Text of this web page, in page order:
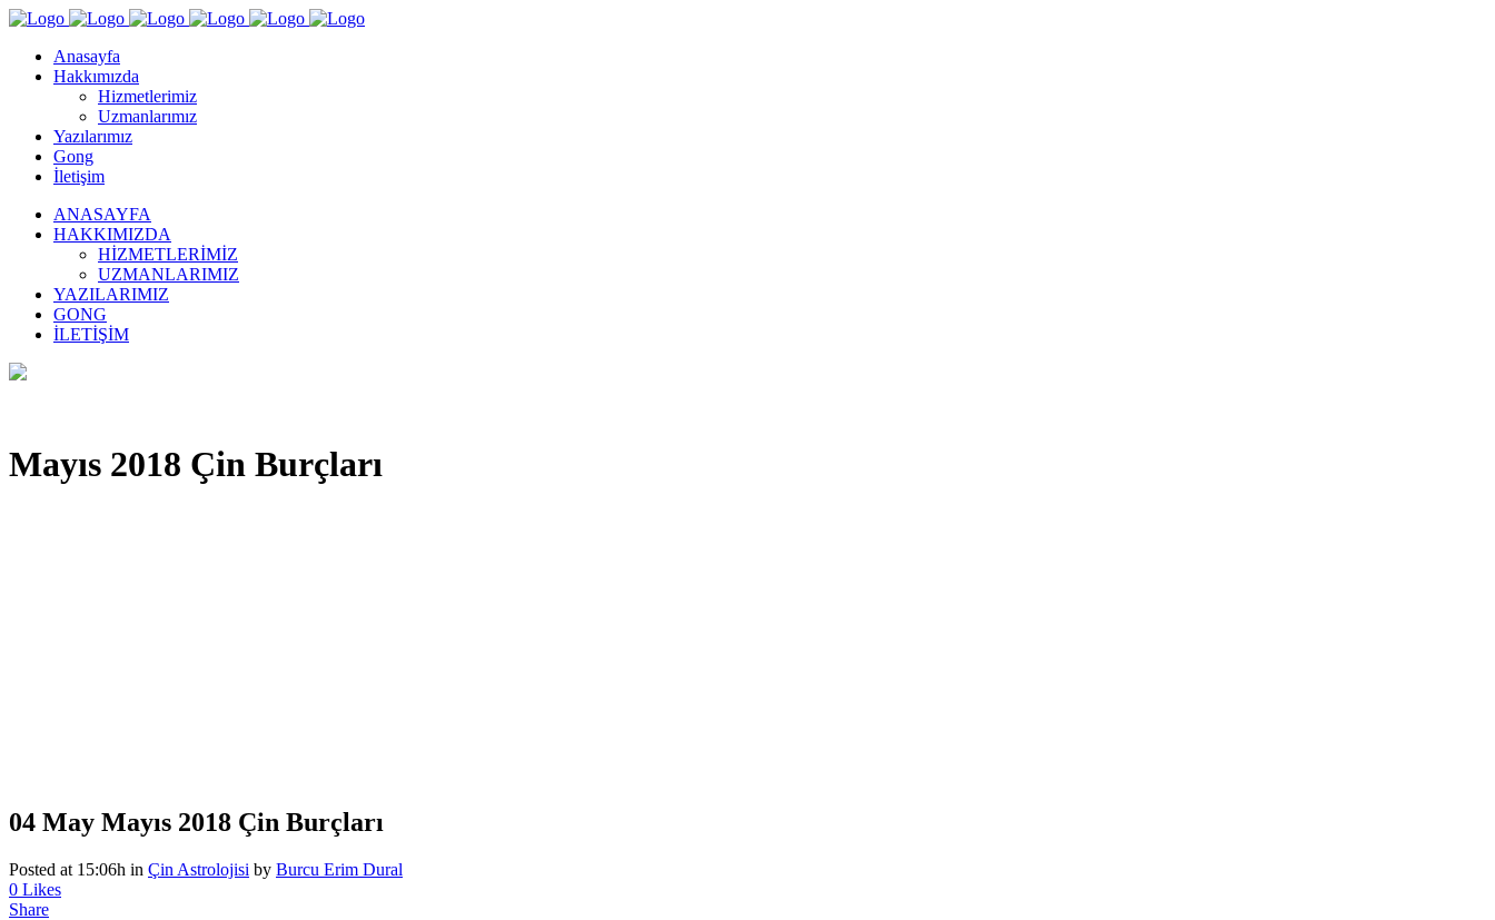
Anasayfa
Hakkımızda
Hizmetlerimiz
Uzmanlarımız
Yazılarımız
Gong
İletişim
ANASAYFA
HAKKIMIZDA
HIZMETLERIMIZ
UZMANLARIMIZ
YAZILARIMIZ
GONG
İLETIŞIM
Mayıs 2018 Çin Burçları
04 May Mayıs 2018 Çin Burçları
Posted at 15:06h in Çin Astrolojisi by Burcu Erim Dural
0 Likes
Share